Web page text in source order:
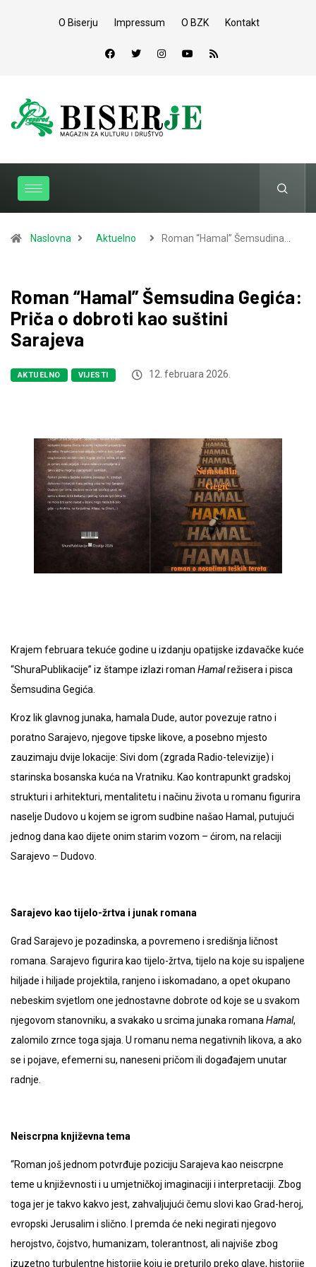
O Biserju Impressum O BZK Kontakt
Naslovna Aktuelno Roman “Hamal” Šemsudina…
Roman “Hamal” Šemsudina Gegića:
Priča o dobroti kao suštini
Sarajeva
AKTUELNO VIJESTI 12. februara 2026.
Krajem februara tekuće godine u izdanju opatijske izdavačke kuće
“ShuraPublikacije” iz štampe izlazi roman Hamalrežisera i pisca
Šemsudina Gegića.
Kroz lik glavnog junaka, hamala Dude, autor povezuje ratno i
poratno Sarajevo, njegove tipske likove, a posebno mjesto
zauzimaju dvije lokacije: Sivi dom (zgrada Radio-televizije) i
starinska bosanska kuća na Vratniku. Kao kontrapunkt gradskoj
strukturi i arhitekturi, mentalitetu i načinu života u romanu figurira
naselje Dudovo u kojem se igrom sudbine našao Hamal, putujući
jednog dana kao dijete onim starim vozom – ćirom, na relaciji
Sarajevo – Dudovo.
Sarajevo kao tijelo-žrtva i junak romana
Grad Sarajevo je pozadinska, a povremeno i središnja ličnost
romana. Sarajevo figurira kao tijelo-žrtva, tijelo na koje su ispaljene
hiljade i hiljade projektila, ranjeno i iskomadano, a opet okupano
nebeskim svjetlom one jednostavne dobrote od koje se u svakom
njegovom stanovniku, a svakako u srcima junaka romana Hamal,
zalomilo zrnce toga sjaja. U romanu nema negativnih likova, a ako
se i pojave, efemerni su, naneseni pričom ili događajem unutar
radnje.
Neiscrpna književna tema
“Roman još jednom potvrđuje poziciju Sarajeva kao neiscrpne
teme u književnosti i u umjetničkoj imaginaciji i interpretaciji. Zbog
toga jer je takvo kakvo jest, zahvaljujući čemu slovi kao Grad-heroj,
evropski Jerusalim i slično. I premda će neki negirati njegovo
herojstvo, čojstvo, humanizam, tolerantnost, ali najviše zbog
izuzetno turbulentne historije koju je preturilo preko glave, historije